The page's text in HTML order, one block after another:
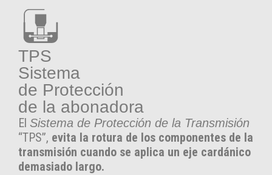
TPS
Sistema
de Protección
de la abonadora
El Sistema de Protección de la Transmisión
“TPS”, evita la rotura de los componentes de la
transmisión cuando se aplica un eje cardánico
demasiado largo.